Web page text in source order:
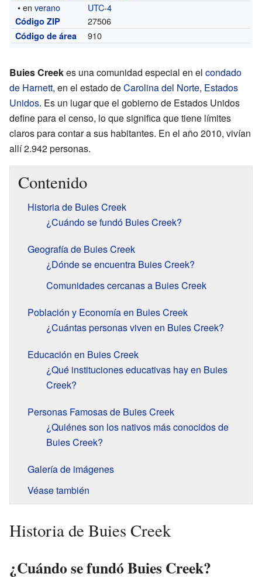
• enverano UTC-4
Código ZIP 27506
Código de área 910
Buies Creekes una comunidad especial en el condado
de Harnett, en el estado deCarolina del Norte, Estados
Unidos. Es un lugar que el gobierno de Estados Unidos
define para el censo, lo que significa que tiene límites
claros para contar a sus habitantes. En el año 2010, vivían
allí 2.942 personas.
Contenido
Historia de Buies Creek
¿Cuándo se fundó Buies Creek?
Geografía de Buies Creek
¿Dónde se encuentra Buies Creek?
Comunidades cercanas a Buies Creek
Población y Economía en Buies Creek
¿Cuántas personas viven en Buies Creek?
Educación en Buies Creek
¿Qué instituciones educativas hay en Buies
Creek?
Personas Famosas de Buies Creek
¿Quiénes son los nativos más conocidos de
Buies Creek?
Galería de imágenes
Véase también
Historia de Buies Creek
¿Cuándo se fundó Buies Creek?